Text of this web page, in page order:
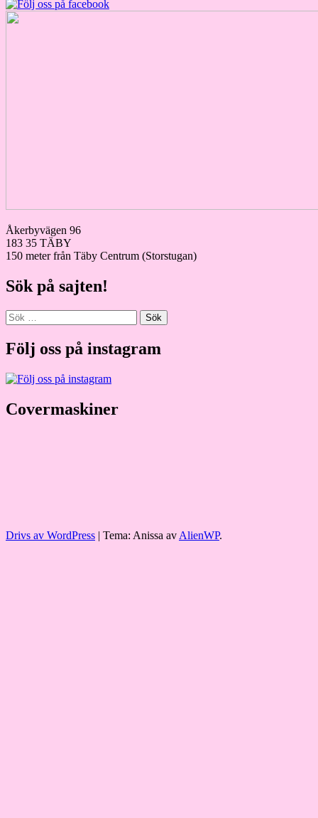
Åkerbyvägen 96
183 35 TÄBY
150 meter från Täby Centrum (Storstugan)
Sök på sajten!
Sök
efter:
Följ oss på instagram
Covermaskiner
Drivs av WordPress Tema: Anissa avAlienWP.